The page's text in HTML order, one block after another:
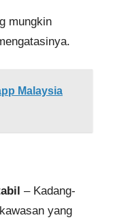
mungkin
Malaysia
– Kadang-
yang